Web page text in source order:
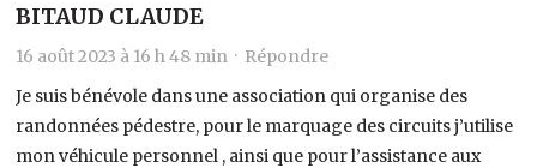
BITAUD CLAUDE
16 août 2023 à 16 h 48 min · Répondre
Je suis bénévole dans une association qui organise des
randonnées pédestre, pour le marquage des circuits j’utilise
mon véhicule personnel , ainsi que pour l’assistance aux